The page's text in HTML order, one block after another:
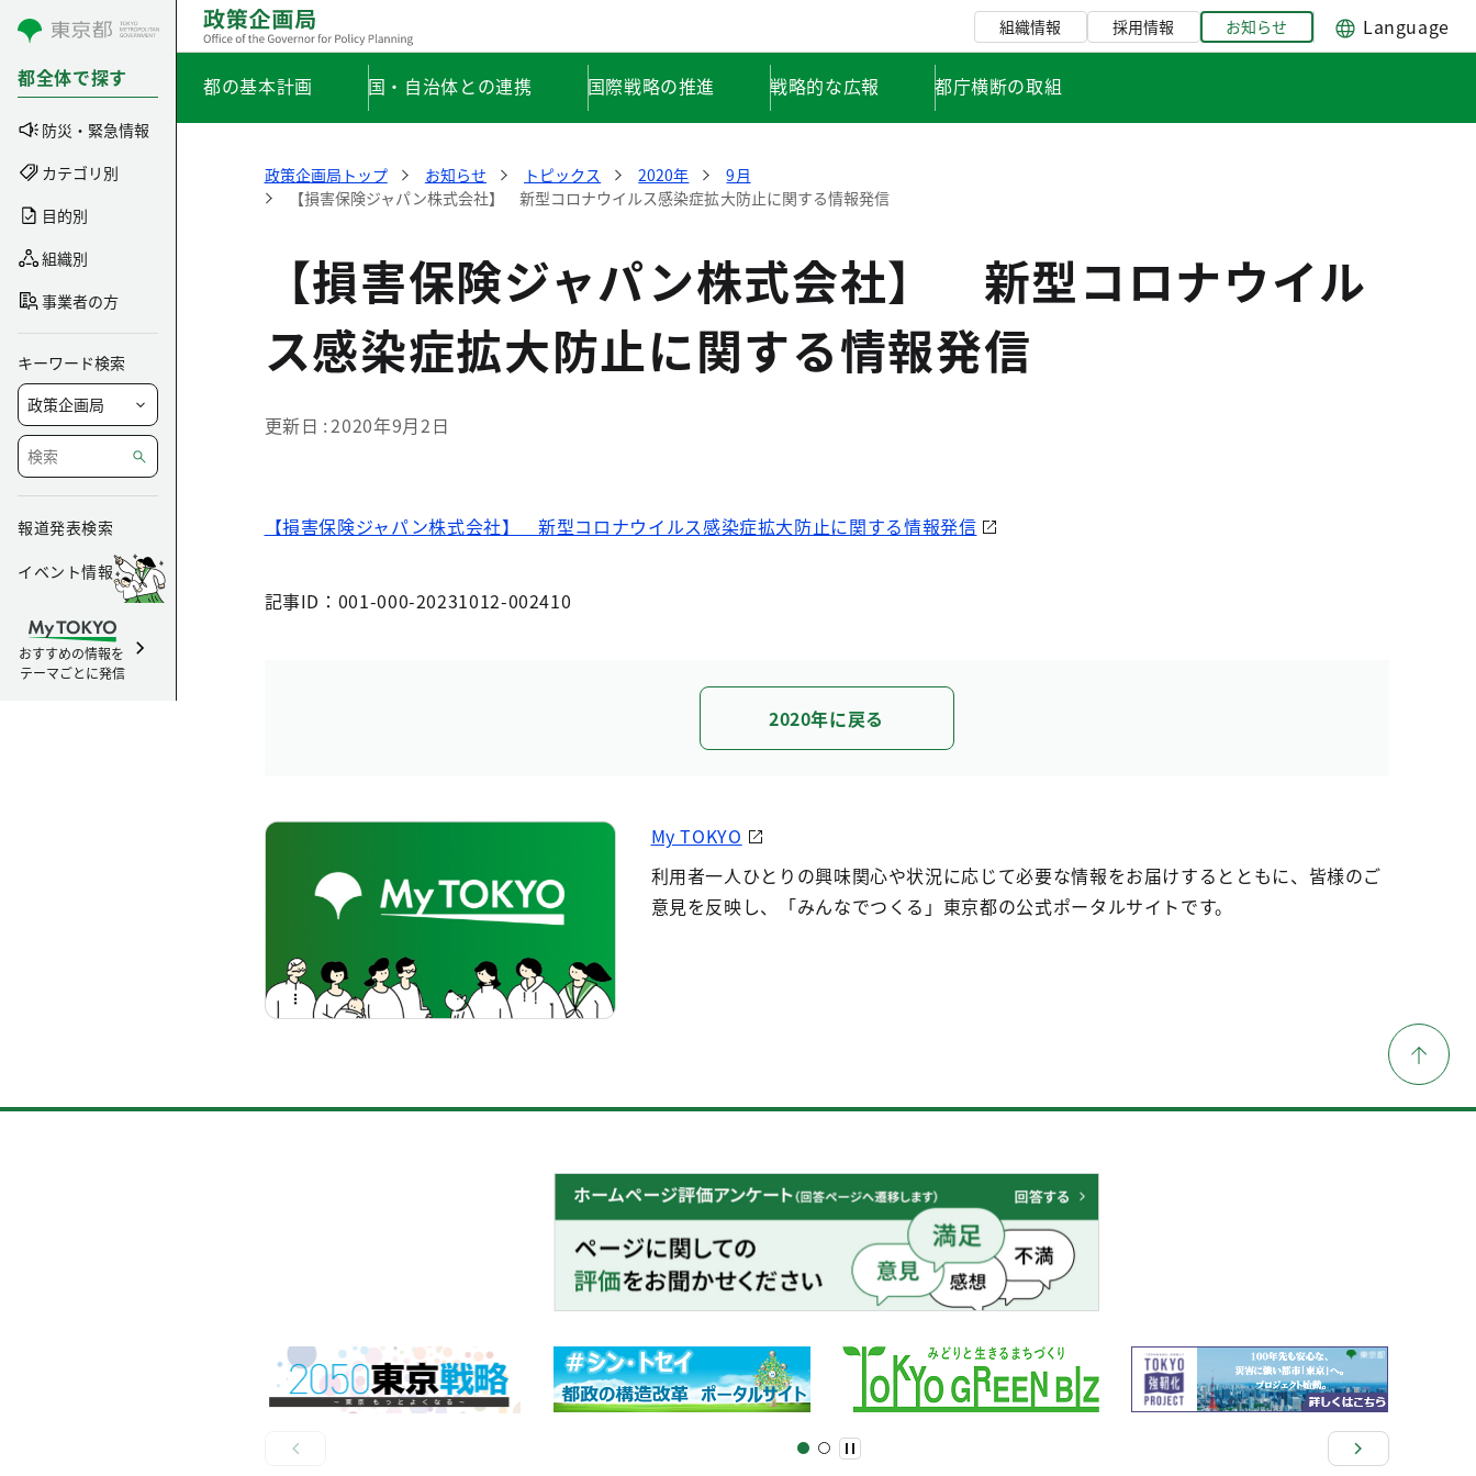
コンテンツにスキップ
都全体で探す
防災・緊急情報
カテゴリ別
目的別
組織別
事業者の方
キーワード検索
報道発表検索
イベント情報
おすすめの情報を
テーマごとに発信
組織情報 採用情報 お知らせ Language
都の基本計画 国・自治体との連携 国際戦略の推進 戦略的な広報 都庁横断の取組
政策企画局トップ お知らせ トピックス 2020年
9月
【損害保険ジャパン株式会社】 新型コロナウイルス感染症拡大防止に関する情報発信
【損害保険ジャパン株式会社】 新型コロナウイル
ス感染症拡大防止に関する情報発信
更新日 2020年9月2日
【損害保険ジャパン株式会社】 新型コロナウイルス感染症拡大防止に関する情報発信
記事ID：001-000-20231012-002410
2020年に戻る
My TOKYO
利用者一人ひとりの興味関心や状況に応じて必要な情報をお届けするとともに、皆様のご
意見を反映し、「みんなでつくる」東京都の公式ポータルサイトです。